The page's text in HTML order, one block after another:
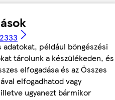
például böngészési
tárolunk a készülékeden, és
elfogadása és az Összes
elfogadhatod vagy
ugyanezt bármikor